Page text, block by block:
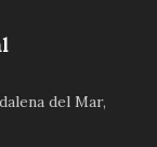
del Mar,